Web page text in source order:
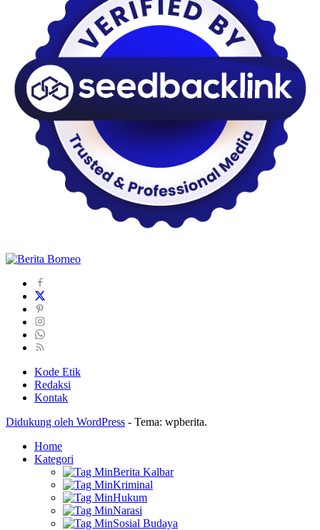
Kode Etik
Redaksi
Kontak
Didukung oleh WordPress - Tema: wpberita.
Home
Kategori
Berita Kalbar
Kriminal
Hukum
Narasi
Sosial Budaya